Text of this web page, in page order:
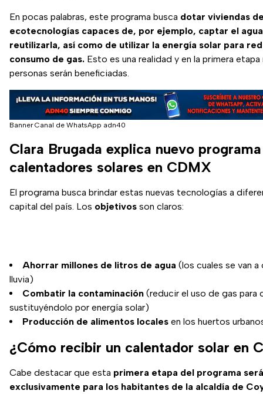
En pocas palabras, este programa busca dotar viviendas
ecotecnologías capaces de, por ejemplo, captar el
reutilizarla, así como de utilizar la energía solar para
consumo de gas. Esto es una realidad y en la primera
personas serán beneficiadas.
Banner Canal de WhatsApp adn40
Clara Brugada explica nuevo
calentadores solares en CDMX
El programa busca brindar estas nuevas tecnologías a
capital del país. Los objetivos son claros:
Ahorrar millones de litros de agua (los cuales se van
lluvia)
Combatir la contaminación (reducir el uso de gas para
sustituyéndolo por energía solar)
Producción de alimentos locales en los huertos
¿Cómo recibir un calentador solar en
Cabe destacar que esta primera etapa del programa será
exclusivamente para los habitantes de la alcaldía de